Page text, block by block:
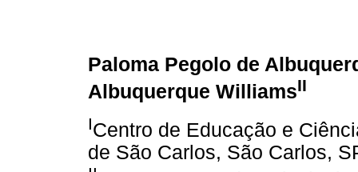
Paloma Pegolo de
Albuquerque WilliamsII
ICentro de Educação e
de São Carlos, São Carlos,